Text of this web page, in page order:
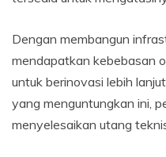
Dengan membangun
mendapatkan kebebasan
untuk berinovasi lebih
yang menguntungkan ini,
menyelesaikan utang